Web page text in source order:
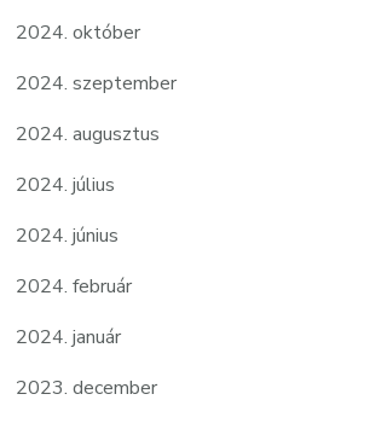
2024. október
2024. szeptember
2024. augusztus
2024. július
2024. június
2024. február
2024. január
2023. december